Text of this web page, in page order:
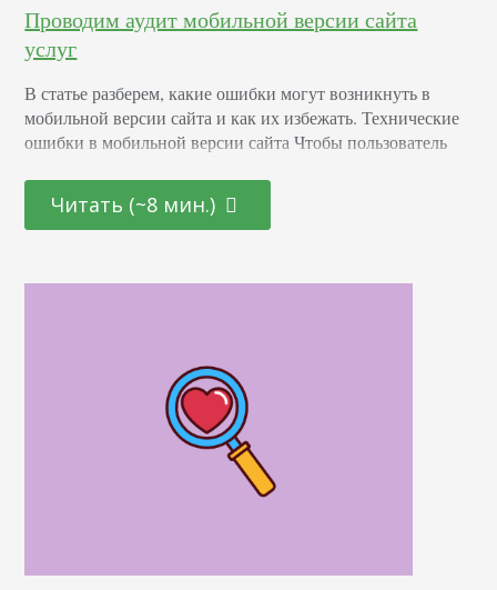
Проводим аудит мобильной версии сайта
услуг
В статье разберем, какие ошибки могут возникнуть в
мобильной версии сайта и как их избежать. Технические
ошибки в мобильной версии сайта Чтобы пользователь
оптимизировать мобильную версию под поисковые
системы и под разные типы мобильных устройств. В
закрывать обзор на другие…
Читать (~8 мин.)